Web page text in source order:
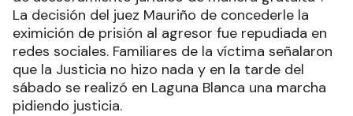
La decisión del juez Mauriño de concederle la
eximición de prisión al agresor fue repudiada en
redes sociales. Familiares de la víctima señalaron
que la Justicia no hizo nada y en la tarde del
sábado se realizó en Laguna Blanca una marcha
pidiendo justicia.